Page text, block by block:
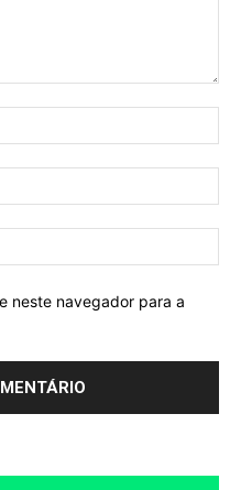
neste navegador para a